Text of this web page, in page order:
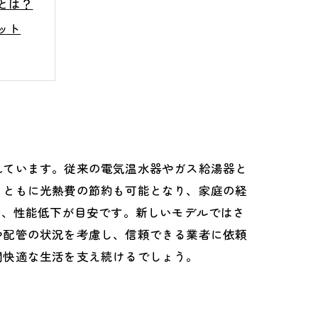
は？
ト
ント
います。従来の電気温水器やガス給湯器と
もに光熱費の節約も可能となり、家庭の経
性能低下が目安です。新しいモデルではさ
管の状況を考慮し、信頼できる業者に依頼
適な生活を支え続けるでしょう。